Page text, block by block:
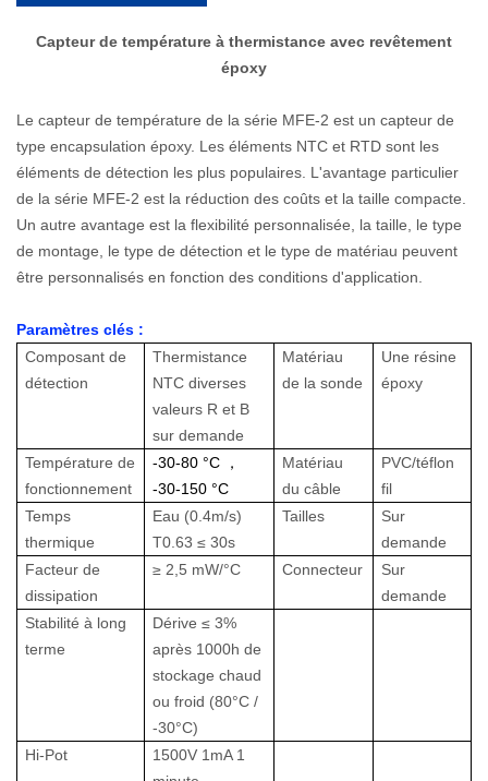
Capteur de température à thermistance avec revêtement
époxy
Le capteur de température de la série MFE-2 est un capteur de
type encapsulation époxy. Les éléments NTC et RTD sont les
éléments de détection les plus populaires. L'avantage particulier
de la série MFE-2 est la réduction des coûts et la taille compacte.
Un autre avantage est la flexibilité personnalisée, la taille, le type
de montage, le type de détection et le type de matériau peuvent
être personnalisés en fonction des conditions d'application.
Paramètres clés :
Composant de
détection
Thermistance
NTC diverses
valeurs R et B
sur demande
Matériau
de la sonde
Une résine
époxy
Température de
fonctionnement
-30-80 °C
，
-30-150 °C
Matériau
du câble
PVC/téflon
fil
Temps
thermique
Eau (0.4m/s)
T0.63 ≤ 30s
Tailles
Sur
demande
Facteur de
dissipation
≥ 2,5 mW/°C Connecteur
Sur
demande
Stabilité à long
terme
Dérive ≤ 3%
après 1000h de
stockage chaud
ou froid (80°C /
-30°C)
Hi-Pot
1500V 1mA 1